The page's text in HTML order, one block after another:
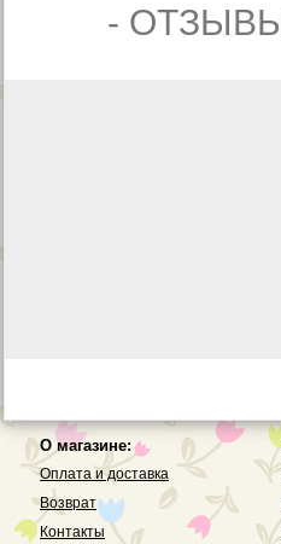
-
О магазине:
Оплата и доставка
Возврат
Контакты